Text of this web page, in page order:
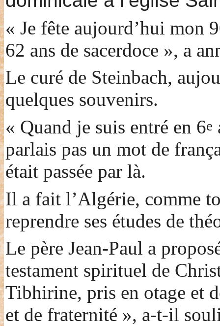
« Je fête aujourd’hui mon
62 ans de sacerdoce », a
Le curé de Steinbach,
quelques souvenirs.
« Quand je suis entré en 6e
parlais pas un mot de
était passée par là.
Il a fait l’Algérie, comme
reprendre ses études de
Le père Jean-Paul a
testament spirituel de
Tibhirine, pris en otage et
et de fraternité », a-t-il